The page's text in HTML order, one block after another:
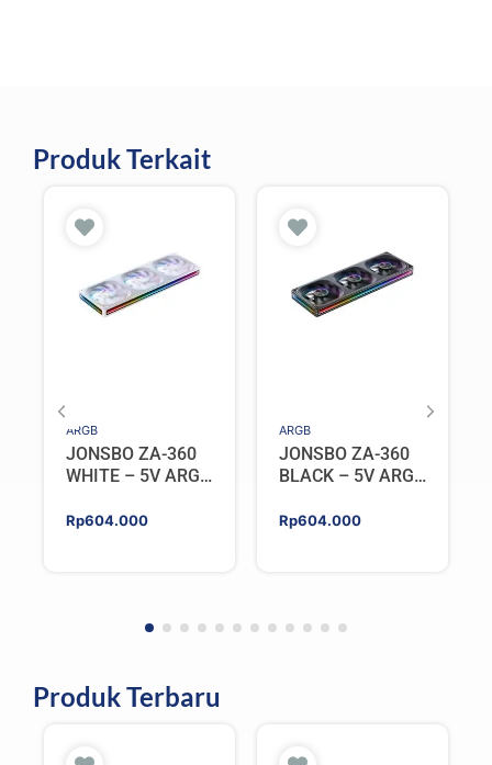
Produk Terkait
ARGB
JONSBO ZA-360
WHITE – 5V ARGB
Rp604.000
ARGB
JONSBO ZA-360
BLACK – 5V ARGB
Rp604.000
Produk Terbaru